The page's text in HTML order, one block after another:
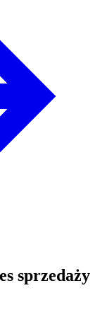
sprzedaży